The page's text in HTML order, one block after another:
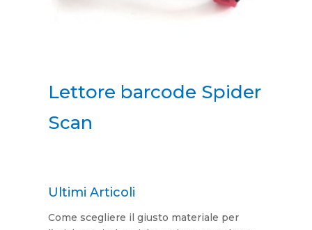
Lettore barcode Spider
Scan
Ultimi Articoli
Come scegliere il giusto materiale per